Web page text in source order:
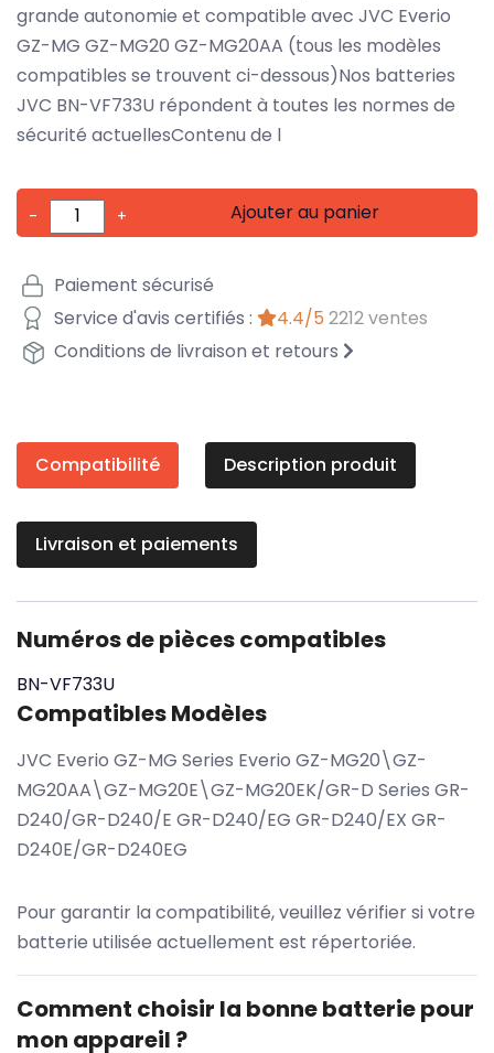
grande autonomie et compatible avec JVC Everio
GZ-MG GZ-MG20 GZ-MG20AA (tous les modèles
compatibles se trouvent ci-dessous)Nos batteries
JVC BN-VF733U répondent à toutes les normes de
sécurité actuellesContenu de l
- + Ajouter au panier
Paiement sécurisé
Service d'avis certifiés :
4.4/5 2212 ventes
Conditions de livraison et retours
Compatibilité Description produit
Livraison et paiements
Numéros de pièces compatibles
BN-VF733U
Compatibles Modèles
JVC Everio GZ-MG Series Everio GZ-MG20\GZ-
MG20AA\GZ-MG20E\GZ-MG20EK/GR-D Series GR-
D240/GR-D240/E GR-D240/EG GR-D240/EX GR-
D240E/GR-D240EG
Pour garantir la compatibilité, veuillez vérifier si votre
batterie utilisée actuellement est répertoriée.
Comment choisir la bonne batterie pour
mon appareil ?